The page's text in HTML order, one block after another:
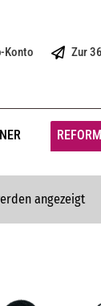
Konto Zur
angezeigt